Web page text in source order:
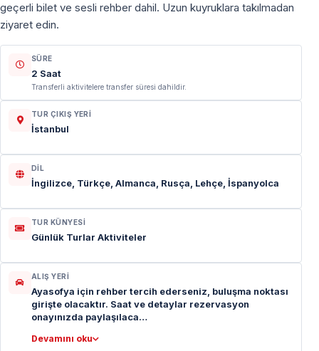
geçerli bilet ve sesli rehber dahil. Uzun kuyruklara takılmadan
ziyaret edin.
SÜRE
2 Saat
Transferli aktivitelere transfer süresi dahildir.
TUR ÇIKIŞ YERI
İstanbul
DIL
İngilizce, Türkçe, Almanca, Rusça, Lehçe, İspanyolca
TUR KÜNYESI
Günlük Turlar Aktiviteler
ALIŞ YERI
Ayasofya için rehber tercih ederseniz, buluşma noktası
girişte olacaktır. Saat ve detaylar rezervasyon
onayınızda paylaşılaca…
Devamını oku